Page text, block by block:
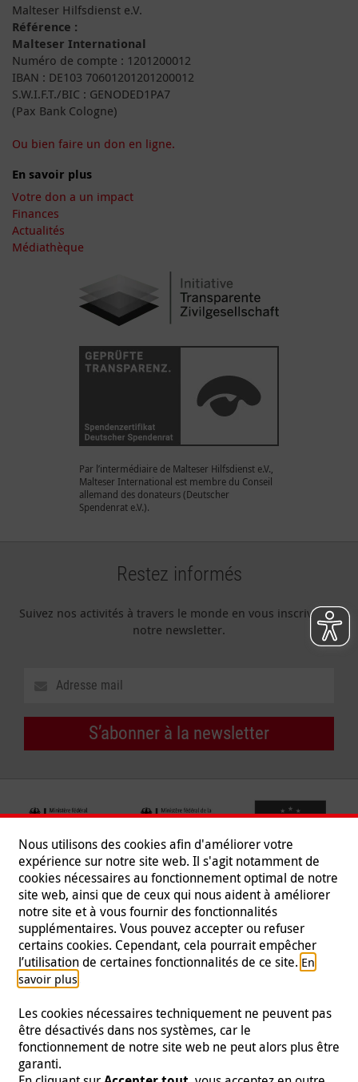
Malteser Hilfsdienst e.V.
Référence :
Malteser International
Numéro de compte : 1201200012
IBAN : DE103 70601201201200012
S.W.I.F.T./BIC : GENODED1PA7
(Pax Bank Cologne)
Ou bien faire un don en ligne.
En savoir plus
Votre don a un impact
Finances
Actualités
Médiathèque
Par l’intermédiaire de Malteser Hilfsdienst e.V.,
Malteser International est membre du Conseil
allemand des donateurs (Deutscher
Spendenrat e.V.).
Restez informés
Suivez nos activités à travers le monde en vous inscrivant à
notre newsletter.
S’abonner à la newsletter
Suivez-nous
Mentions légales | Protection des données | Presse |
Contact | Emploi
Nous utilisons des cookies afin d'améliorer votre
expérience sur notre site web. Il s'agit notamment de
cookies nécessaires au fonctionnement optimal de notre
site web, ainsi que de ceux qui nous aident à améliorer
notre site et à vous fournir des fonctionnalités
supplémentaires. Vous pouvez accepter ou refuser
certains cookies. Cependant, cela pourrait empêcher
l’utilisation de certaines fonctionnalités de ce site. En
savoir plus.
Les cookies nécessaires techniquement ne peuvent pas
être désactivés dans nos systèmes, car le
fonctionnement de notre site web ne peut alors plus être
garanti.